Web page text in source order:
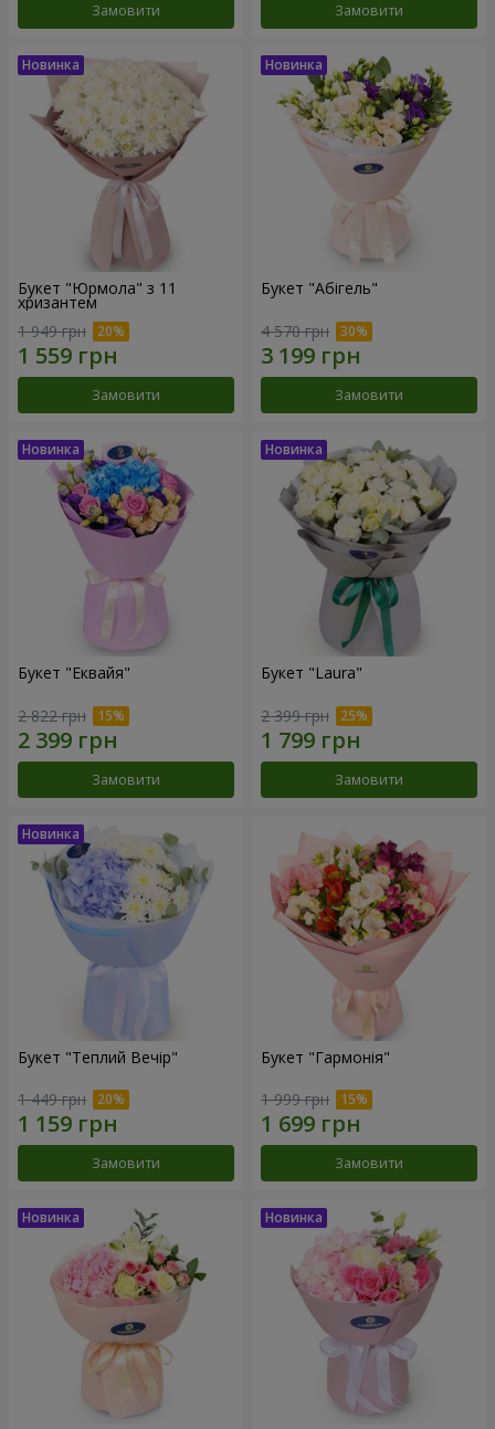
Замовити Замовити
Букет "Юрмола" з 11
хризантем
1 949 грн
Замовити
Букет "Абігель"
4 570 грн
Замовити
Букет "Еквайя"
2 822 грн
Замовити
Букет "Laura"
2 399 грн
Замовити
Букет "Теплий Вечір"
1 449 грн
Замовити
Букет "Гармонія"
1 999 грн
Замовити